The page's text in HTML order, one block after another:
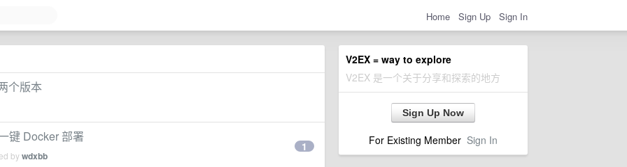
Home Sign Up Sign In
V2EX = way to explore
V2EX 是一个关于分享和探索的地方
Sign Up Now
For Existing Member Sign In
个版本
键 Docker 部署
bywdxbb
1